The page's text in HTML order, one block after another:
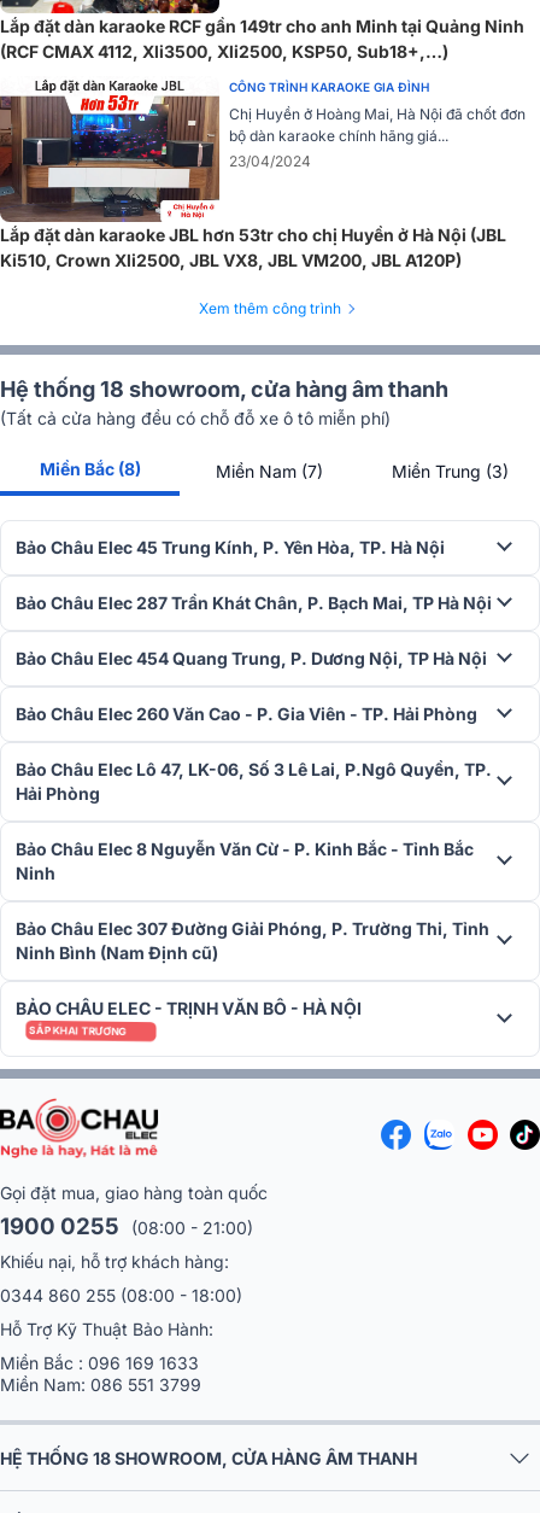
Giấy chứng nhận Bảo Châu Elec là đại lý chính thức phân phối
hàng chính hãng của Ba sao
Lắp đặt dàn karaoke RCF gần 149tr cho anh Minh tại Quảng Ninh
(RCF CMAX 4112, Xli3500, Xli2500, KSP50, Sub18+,…)
CÔNG TRÌNH KARAOKE GIA ĐÌNH
Chị Huyền ở Hoàng Mai, Hà Nội đã chốt đơn
bộ dàn karaoke chính hãng giá...
23/04/2024
Lắp đặt dàn karaoke JBL hơn 53tr cho chị Huyền ở Hà Nội (JBL
Ki510, Crown Xli2500, JBL VX8, JBL VM200, JBL A120P)
Xem thêm công trình
Hệ thống 18 showroom, cửa hàng âm thanh
(Tất cả cửa hàng đều có chỗ đỗ xe ô tô miễn phí)
Miền Bắc (8) Miền Nam (7) Miền Trung (3)
Bảo Châu Elec 45 Trung Kính, P. Yên Hòa, TP. Hà Nội
Bảo Châu Elec 287 Trần Khát Chân, P. Bạch Mai, TP Hà Nội
Bảo Châu Elec 454 Quang Trung, P. Dương Nội, TP Hà Nội
Bảo Châu Elec 260 Văn Cao - P. Gia Viên - TP. Hải Phòng
Bảo Châu Elec Lô 47, LK-06, Số 3 Lê Lai, P.Ngô Quyền, TP.
Hải Phòng
Bảo Châu Elec 8 Nguyễn Văn Cừ - P. Kinh Bắc - Tỉnh Bắc
Ninh
Bảo Châu Elec 307 Đường Giải Phóng, P. Trường Thi, Tỉnh
Ninh Bình (Nam Định cũ)
BẢO CHÂU ELEC - TRỊNH VĂN BÔ - HÀ NỘI
SẮP KHAI TRƯƠNG
Gọi đặt mua, giao hàng toàn quốc
1900 0255
(08:00 - 21:00)
Khiếu nại, hỗ trợ khách hàng:
0344 860 255 (08:00 - 18:00)
Hỗ Trợ Kỹ Thuật Bảo Hành:
Miền Bắc : 096 169 1633
Miền Nam: 086 551 3799
HỆ THỐNG 18 SHOWROOM, CỬA HÀNG ÂM THANH